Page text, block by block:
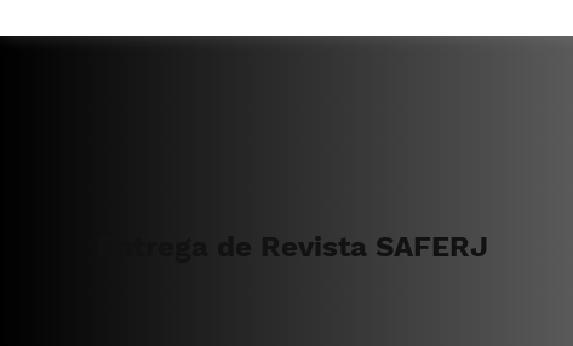
Entrega de Revista SAFERJ